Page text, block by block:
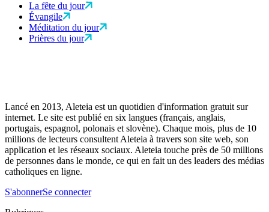
La fête du jour
Évangile
Méditation du jour
Prières du jour
Lancé en 2013, Aleteia est un quotidien d'information gratuit sur
internet. Le site est publié en six langues (français, anglais,
portugais, espagnol, polonais et slovène). Chaque mois, plus de 10
millions de lecteurs consultent Aleteia à travers son site web, son
application et les réseaux sociaux. Aleteia touche près de 50 millions
de personnes dans le monde, ce qui en fait un des leaders des médias
catholiques en ligne.
S'abonnerSe connecter